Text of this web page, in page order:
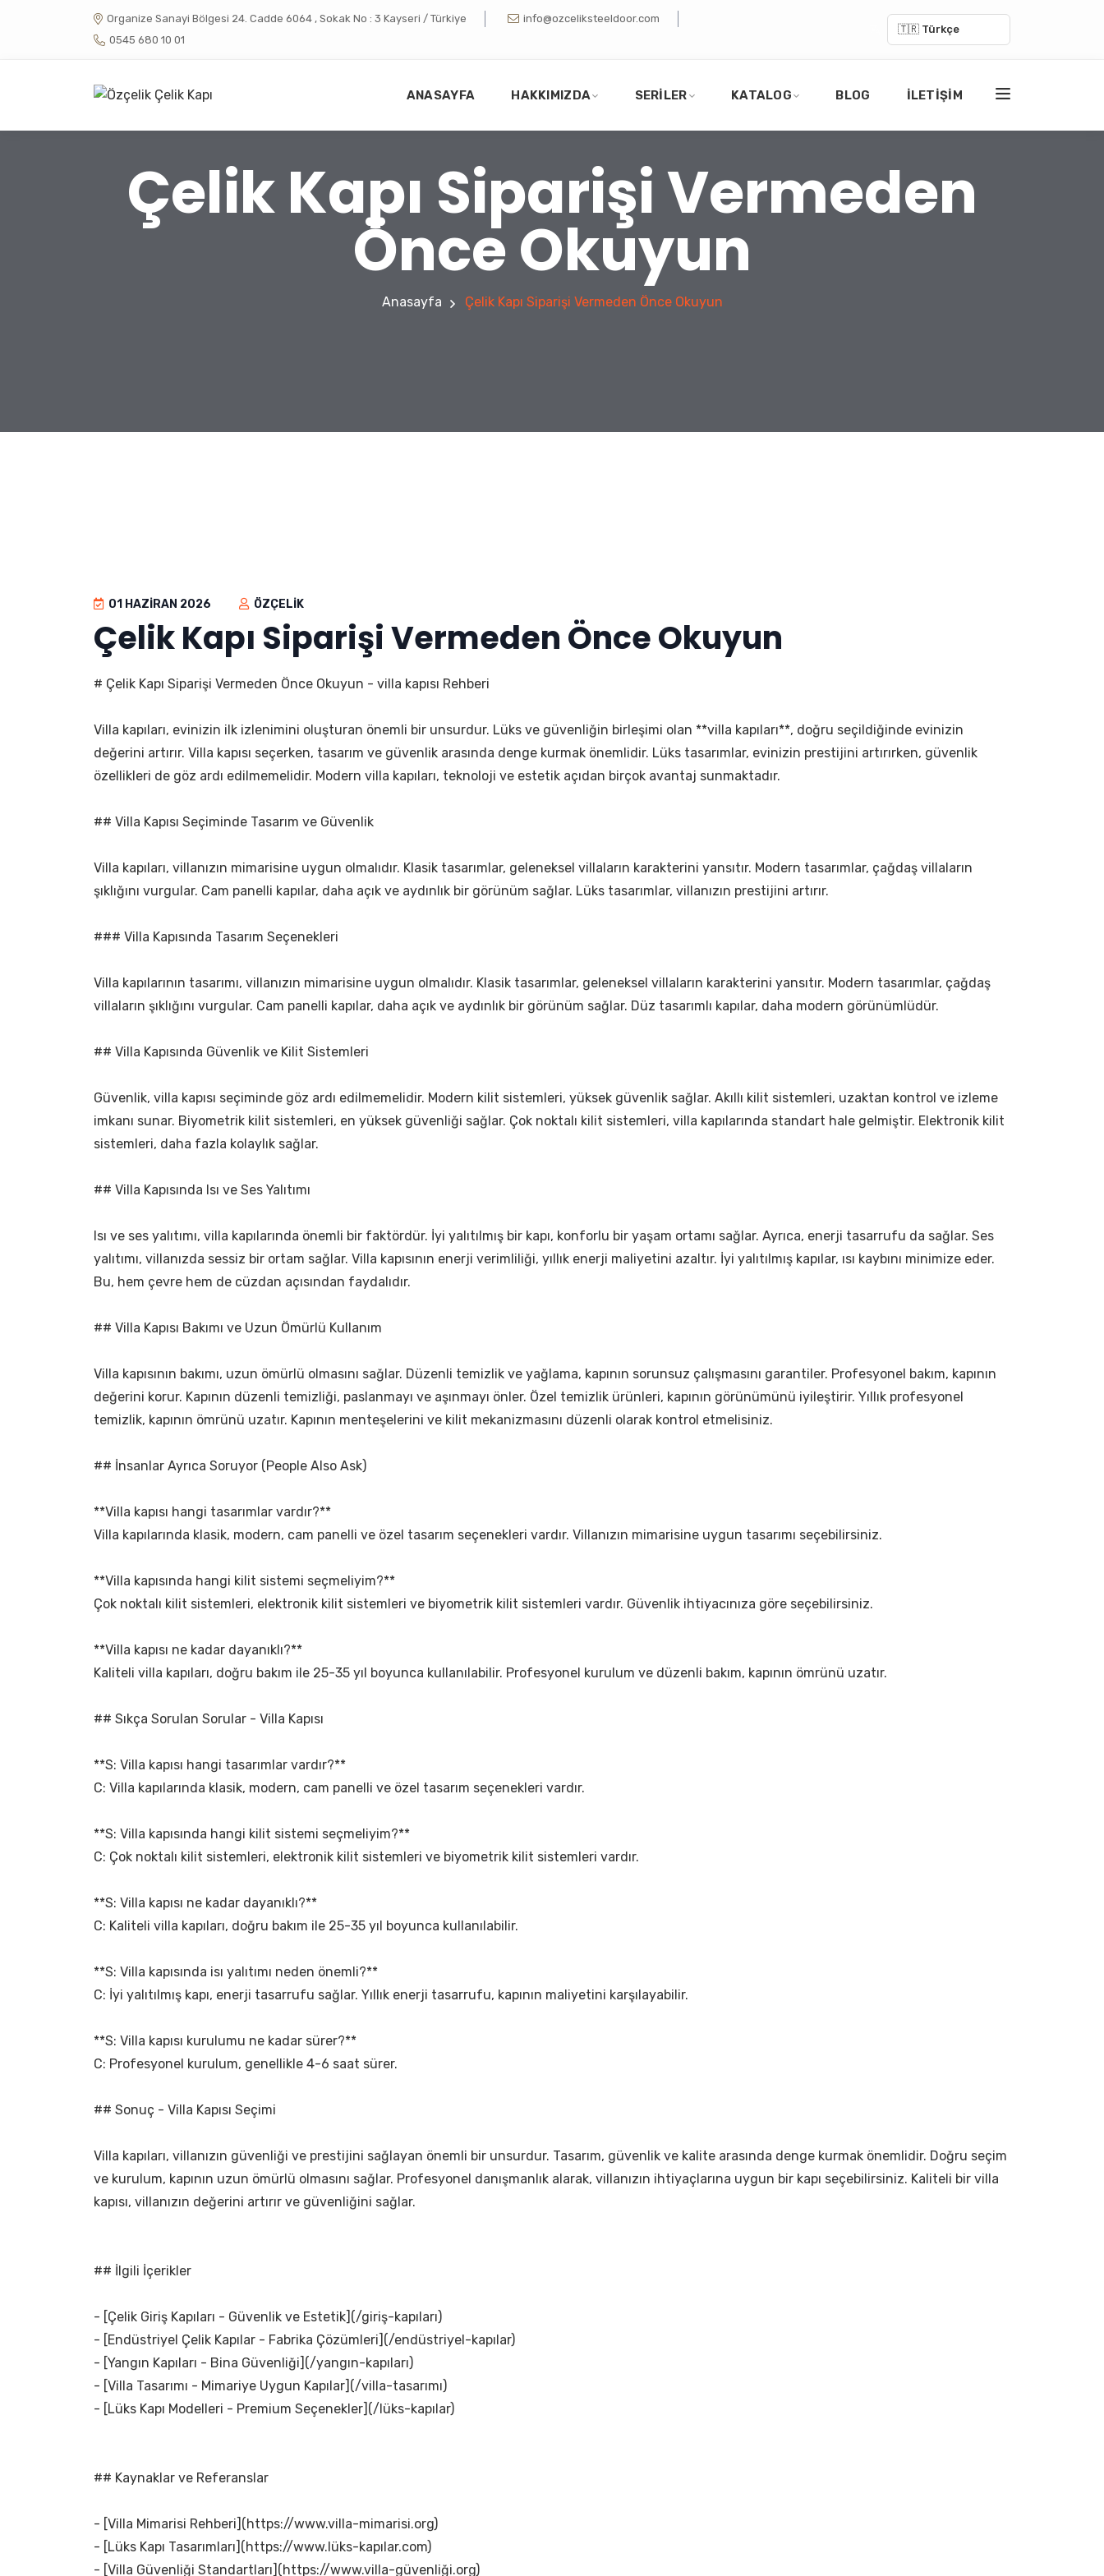
Organize Sanayi Bölgesi 24. Cadde 6064 , Sokak No : 3 Kayseri / Türkiye
info@ozceliksteeldoor.com
0545 680 10 01
🇹🇷 Türkçe
ANASAYFA HAKKIMIZDA SERILER KATALOG BLOG İLETIŞIM
Çelik Kapı Siparişi Vermeden
Önce Okuyun
Anasayfa Çelik Kapı Siparişi Vermeden Önce Okuyun
01 HAZIRAN 2026 ÖZÇELIK
Çelik Kapı Siparişi Vermeden Önce Okuyun
# Çelik Kapı Siparişi Vermeden Önce Okuyun - villa kapısı Rehberi
Villa kapıları, evinizin ilk izlenimini oluşturan önemli bir unsurdur. Lüks ve güvenliğin birleşimi olan **villa kapıları**, doğru seçildiğinde evinizin
değerini artırır. Villa kapısı seçerken, tasarım ve güvenlik arasında denge kurmak önemlidir. Lüks tasarımlar, evinizin prestijini artırırken, güvenlik
özellikleri de göz ardı edilmemelidir. Modern villa kapıları, teknoloji ve estetik açıdan birçok avantaj sunmaktadır.
## Villa Kapısı Seçiminde Tasarım ve Güvenlik
Villa kapıları, villanızın mimarisine uygun olmalıdır. Klasik tasarımlar, geleneksel villaların karakterini yansıtır. Modern tasarımlar, çağdaş villaların
şıklığını vurgular. Cam panelli kapılar, daha açık ve aydınlık bir görünüm sağlar. Lüks tasarımlar, villanızın prestijini artırır.
### Villa Kapısında Tasarım Seçenekleri
Villa kapılarının tasarımı, villanızın mimarisine uygun olmalıdır. Klasik tasarımlar, geleneksel villaların karakterini yansıtır. Modern tasarımlar, çağdaş
villaların şıklığını vurgular. Cam panelli kapılar, daha açık ve aydınlık bir görünüm sağlar. Düz tasarımlı kapılar, daha modern görünümlüdür.
## Villa Kapısında Güvenlik ve Kilit Sistemleri
Güvenlik, villa kapısı seçiminde göz ardı edilmemelidir. Modern kilit sistemleri, yüksek güvenlik sağlar. Akıllı kilit sistemleri, uzaktan kontrol ve izleme
imkanı sunar. Biyometrik kilit sistemleri, en yüksek güvenliği sağlar. Çok noktalı kilit sistemleri, villa kapılarında standart hale gelmiştir. Elektronik kilit
sistemleri, daha fazla kolaylık sağlar.
## Villa Kapısında Isı ve Ses Yalıtımı
Isı ve ses yalıtımı, villa kapılarında önemli bir faktördür. İyi yalıtılmış bir kapı, konforlu bir yaşam ortamı sağlar. Ayrıca, enerji tasarrufu da sağlar. Ses
yalıtımı, villanızda sessiz bir ortam sağlar. Villa kapısının enerji verimliliği, yıllık enerji maliyetini azaltır. İyi yalıtılmış kapılar, ısı kaybını minimize eder.
Bu, hem çevre hem de cüzdan açısından faydalıdır.
## Villa Kapısı Bakımı ve Uzun Ömürlü Kullanım
Villa kapısının bakımı, uzun ömürlü olmasını sağlar. Düzenli temizlik ve yağlama, kapının sorunsuz çalışmasını garantiler. Profesyonel bakım, kapının
değerini korur. Kapının düzenli temizliği, paslanmayı ve aşınmayı önler. Özel temizlik ürünleri, kapının görünümünü iyileştirir. Yıllık profesyonel
temizlik, kapının ömrünü uzatır. Kapının menteşelerini ve kilit mekanizmasını düzenli olarak kontrol etmelisiniz.
## İnsanlar Ayrıca Soruyor (People Also Ask)
**Villa kapısı hangi tasarımlar vardır?**
Villa kapılarında klasik, modern, cam panelli ve özel tasarım seçenekleri vardır. Villanızın mimarisine uygun tasarımı seçebilirsiniz.
**Villa kapısında hangi kilit sistemi seçmeliyim?**
Çok noktalı kilit sistemleri, elektronik kilit sistemleri ve biyometrik kilit sistemleri vardır. Güvenlik ihtiyacınıza göre seçebilirsiniz.
**Villa kapısı ne kadar dayanıklı?**
Kaliteli villa kapıları, doğru bakım ile 25-35 yıl boyunca kullanılabilir. Profesyonel kurulum ve düzenli bakım, kapının ömrünü uzatır.
## Sıkça Sorulan Sorular - Villa Kapısı
**S: Villa kapısı hangi tasarımlar vardır?**
C: Villa kapılarında klasik, modern, cam panelli ve özel tasarım seçenekleri vardır.
**S: Villa kapısında hangi kilit sistemi seçmeliyim?**
C: Çok noktalı kilit sistemleri, elektronik kilit sistemleri ve biyometrik kilit sistemleri vardır.
**S: Villa kapısı ne kadar dayanıklı?**
C: Kaliteli villa kapıları, doğru bakım ile 25-35 yıl boyunca kullanılabilir.
**S: Villa kapısında isı yalıtımı neden önemli?**
C: İyi yalıtılmış kapı, enerji tasarrufu sağlar. Yıllık enerji tasarrufu, kapının maliyetini karşılayabilir.
**S: Villa kapısı kurulumu ne kadar sürer?**
C: Profesyonel kurulum, genellikle 4-6 saat sürer.
## Sonuç - Villa Kapısı Seçimi
Villa kapıları, villanızın güvenliği ve prestijini sağlayan önemli bir unsurdur. Tasarım, güvenlik ve kalite arasında denge kurmak önemlidir. Doğru seçim
ve kurulum, kapının uzun ömürlü olmasını sağlar. Profesyonel danışmanlık alarak, villanızın ihtiyaçlarına uygun bir kapı seçebilirsiniz. Kaliteli bir villa
kapısı, villanızın değerini artırır ve güvenliğini sağlar.
## İlgili İçerikler
- [Çelik Giriş Kapıları - Güvenlik ve Estetik](/giriş-kapıları)
- [Endüstriyel Çelik Kapılar - Fabrika Çözümleri](/endüstriyel-kapılar)
- [Yangın Kapıları - Bina Güvenliği](/yangın-kapıları)
- [Villa Tasarımı - Mimariye Uygun Kapılar](/villa-tasarımı)
- [Lüks Kapı Modelleri - Premium Seçenekler](/lüks-kapılar)
## Kaynaklar ve Referanslar
- [Villa Mimarisi Rehberi](https://www.villa-mimarisi.org)
- [Lüks Kapı Tasarımları](https://www.lüks-kapılar.com)
- [Villa Güvenliği Standartları](https://www.villa-güvenliği.org)